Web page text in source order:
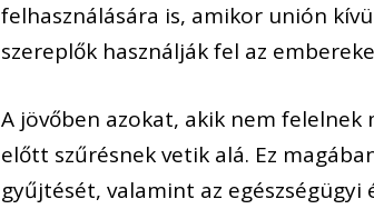
felhasználására is, amikor unión
szereplők használják fel az
A jövőben azokat, akik nem
előtt szűrésnek vetik alá. Ez
gyűjtését, valamint az